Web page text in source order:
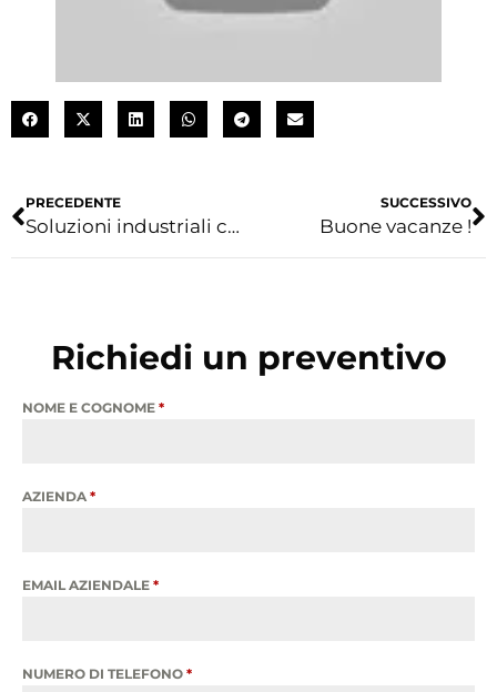
PRECEDENTE
Soluzioni industriali complete in acciaio inox
SUCCESSIVO
Buone vacanze !
Richiedi un preventivo
NOME E COGNOME *
AZIENDA *
EMAIL AZIENDALE *
NUMERO DI TELEFONO *